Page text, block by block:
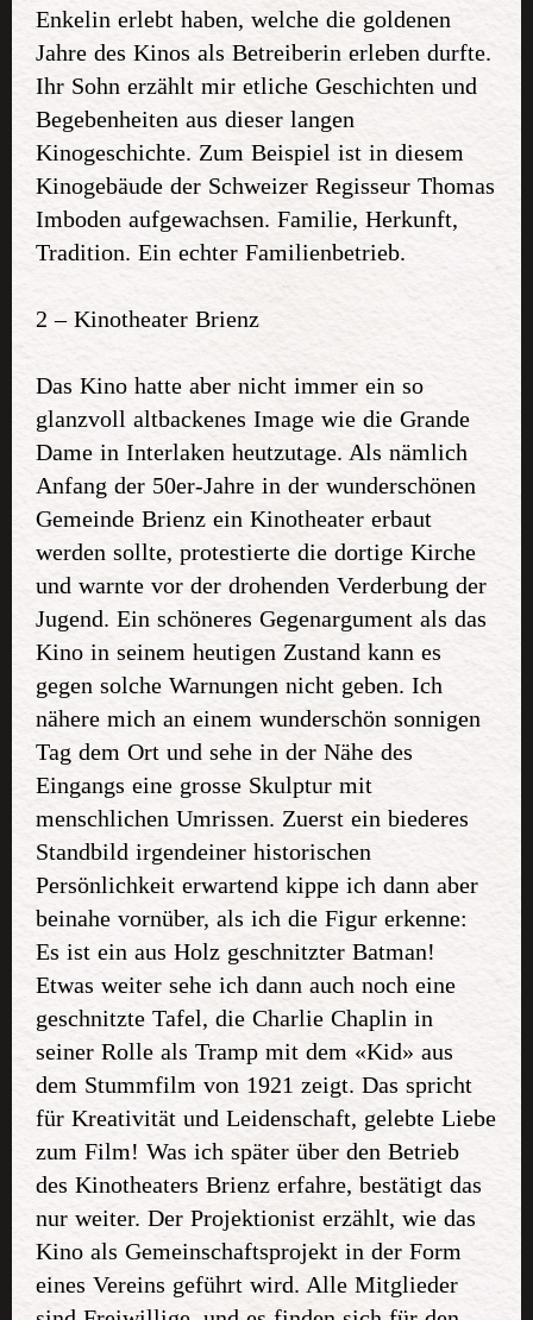
Enkelin erlebt haben, welche die goldenen
Jahre des Kinos als Betreiberin erleben durfte.
Ihr Sohn erzählt mir etliche Geschichten und
Begebenheiten aus dieser langen
Kinogeschichte. Zum Beispiel ist in diesem
Kinogebäude der Schweizer Regisseur Thomas
Imboden aufgewachsen. Familie, Herkunft,
Tradition. Ein echter Familienbetrieb.
2 – Kinotheater Brienz
Das Kino hatte aber nicht immer ein so
glanzvoll altbackenes Image wie die Grande
Dame in Interlaken heutzutage. Als nämlich
Anfang der 50er-Jahre in der wunderschönen
Gemeinde Brienz ein Kinotheater erbaut
werden sollte, protestierte die dortige Kirche
und warnte vor der drohenden Verderbung der
Jugend. Ein schöneres Gegenargument als das
Kino in seinem heutigen Zustand kann es
gegen solche Warnungen nicht geben. Ich
nähere mich an einem wunderschön sonnigen
Tag dem Ort und sehe in der Nähe des
Eingangs eine grosse Skulptur mit
menschlichen Umrissen. Zuerst ein biederes
Standbild irgendeiner historischen
Persönlichkeit erwartend kippe ich dann aber
beinahe vornüber, als ich die Figur erkenne:
Es ist ein aus Holz geschnitzter Batman!
Etwas weiter sehe ich dann auch noch eine
geschnitzte Tafel, die Charlie Chaplin in
seiner Rolle als Tramp mit dem «Kid» aus
dem Stummfilm von 1921 zeigt. Das spricht
für Kreativität und Leidenschaft, gelebte Liebe
zum Film! Was ich später über den Betrieb
des Kinotheaters Brienz erfahre, bestätigt das
nur weiter. Der Projektionist erzählt, wie das
Kino als Gemeinschaftsprojekt in der Form
eines Vereins geführt wird. Alle Mitglieder